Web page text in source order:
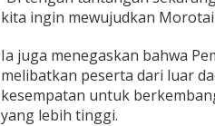
E
A
S
I
Q
U
kita ingin mewujudkan
Ia juga menegaskan bahwa
melibatkan peserta dari luar
kesempatan untuk
yang lebih tinggi.